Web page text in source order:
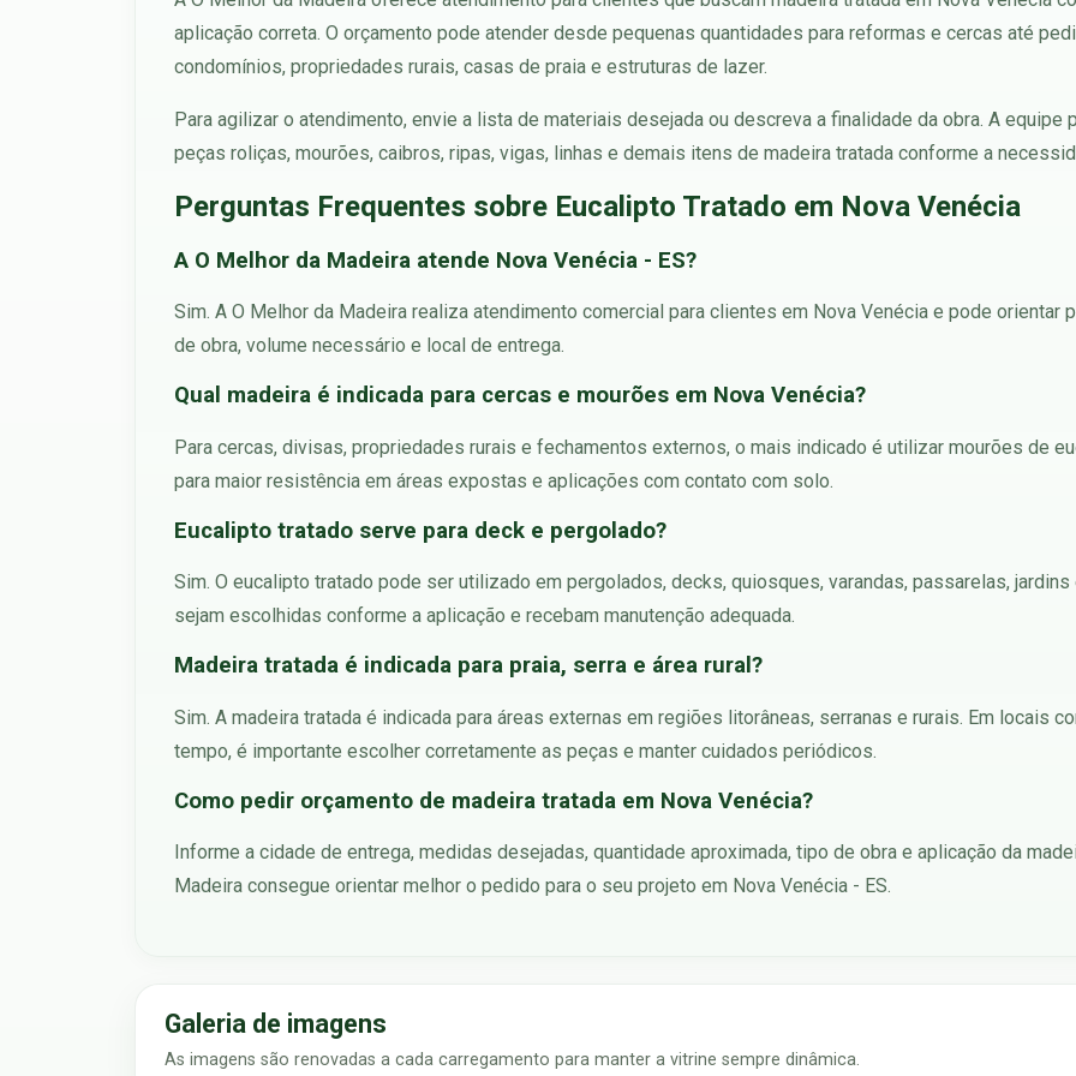
aplicação correta. O orçamento pode atender desde pequenas quantidades para reformas e cercas até
condomínios, propriedades rurais, casas de praia e estruturas de lazer.
Para agilizar o atendimento, envie a lista de materiais desejada ou descreva a finalidade da obra. A
peças roliças, mourões, caibros, ripas, vigas, linhas e demais itens de madeira tratada conforme a
Perguntas Frequentes sobre Eucalipto Tratado em Nova Venécia
A O Melhor da Madeira atende Nova Venécia - ES?
Sim. A O Melhor da Madeira realiza atendimento comercial para clientes em Nova Venécia e pode
de obra, volume necessário e local de entrega.
Qual madeira é indicada para cercas e mourões em Nova Venécia?
Para cercas, divisas, propriedades rurais e fechamentos externos, o mais indicado é utilizar mourões de
para maior resistência em áreas expostas e aplicações com contato com solo.
Eucalipto tratado serve para deck e pergolado?
Sim. O eucalipto tratado pode ser utilizado em pergolados, decks, quiosques, varandas, passarelas,
sejam escolhidas conforme a aplicação e recebam manutenção adequada.
Madeira tratada é indicada para praia, serra e área rural?
Sim. A madeira tratada é indicada para áreas externas em regiões litorâneas, serranas e rurais. Em locais
tempo, é importante escolher corretamente as peças e manter cuidados periódicos.
Como pedir orçamento de madeira tratada em Nova Venécia?
Informe a cidade de entrega, medidas desejadas, quantidade aproximada, tipo de obra e aplicação da
Madeira consegue orientar melhor o pedido para o seu projeto em Nova Venécia - ES.
Galeria de imagens
As imagens são renovadas a cada carregamento para manter a vitrine sempre dinâmica.